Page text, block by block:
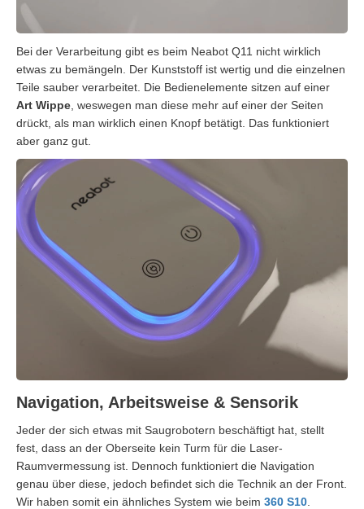
Bei der Verarbeitung gibt es beim Neabot Q11 nicht wirklich
etwas zu bemängeln. Der Kunststoff ist wertig und die einzelnen
Teile sauber verarbeitet. Die Bedienelemente sitzen auf einer
Art Wippe , weswegen man diese mehr auf einer der Seiten
drückt, als man wirklich einen Knopf betätigt. Das funktioniert
aber ganz gut.
Navigation, Arbeitsweise & Sensorik
Jeder der sich etwas mit Saugrobotern beschäftigt hat, stellt
fest, dass an der Oberseite kein Turm für die Laser-
Raumvermessung ist. Dennoch funktioniert die Navigation
genau über diese, jedoch befindet sich die Technik an der Front.
Wir haben somit ein ähnliches System wie beim 360 S10